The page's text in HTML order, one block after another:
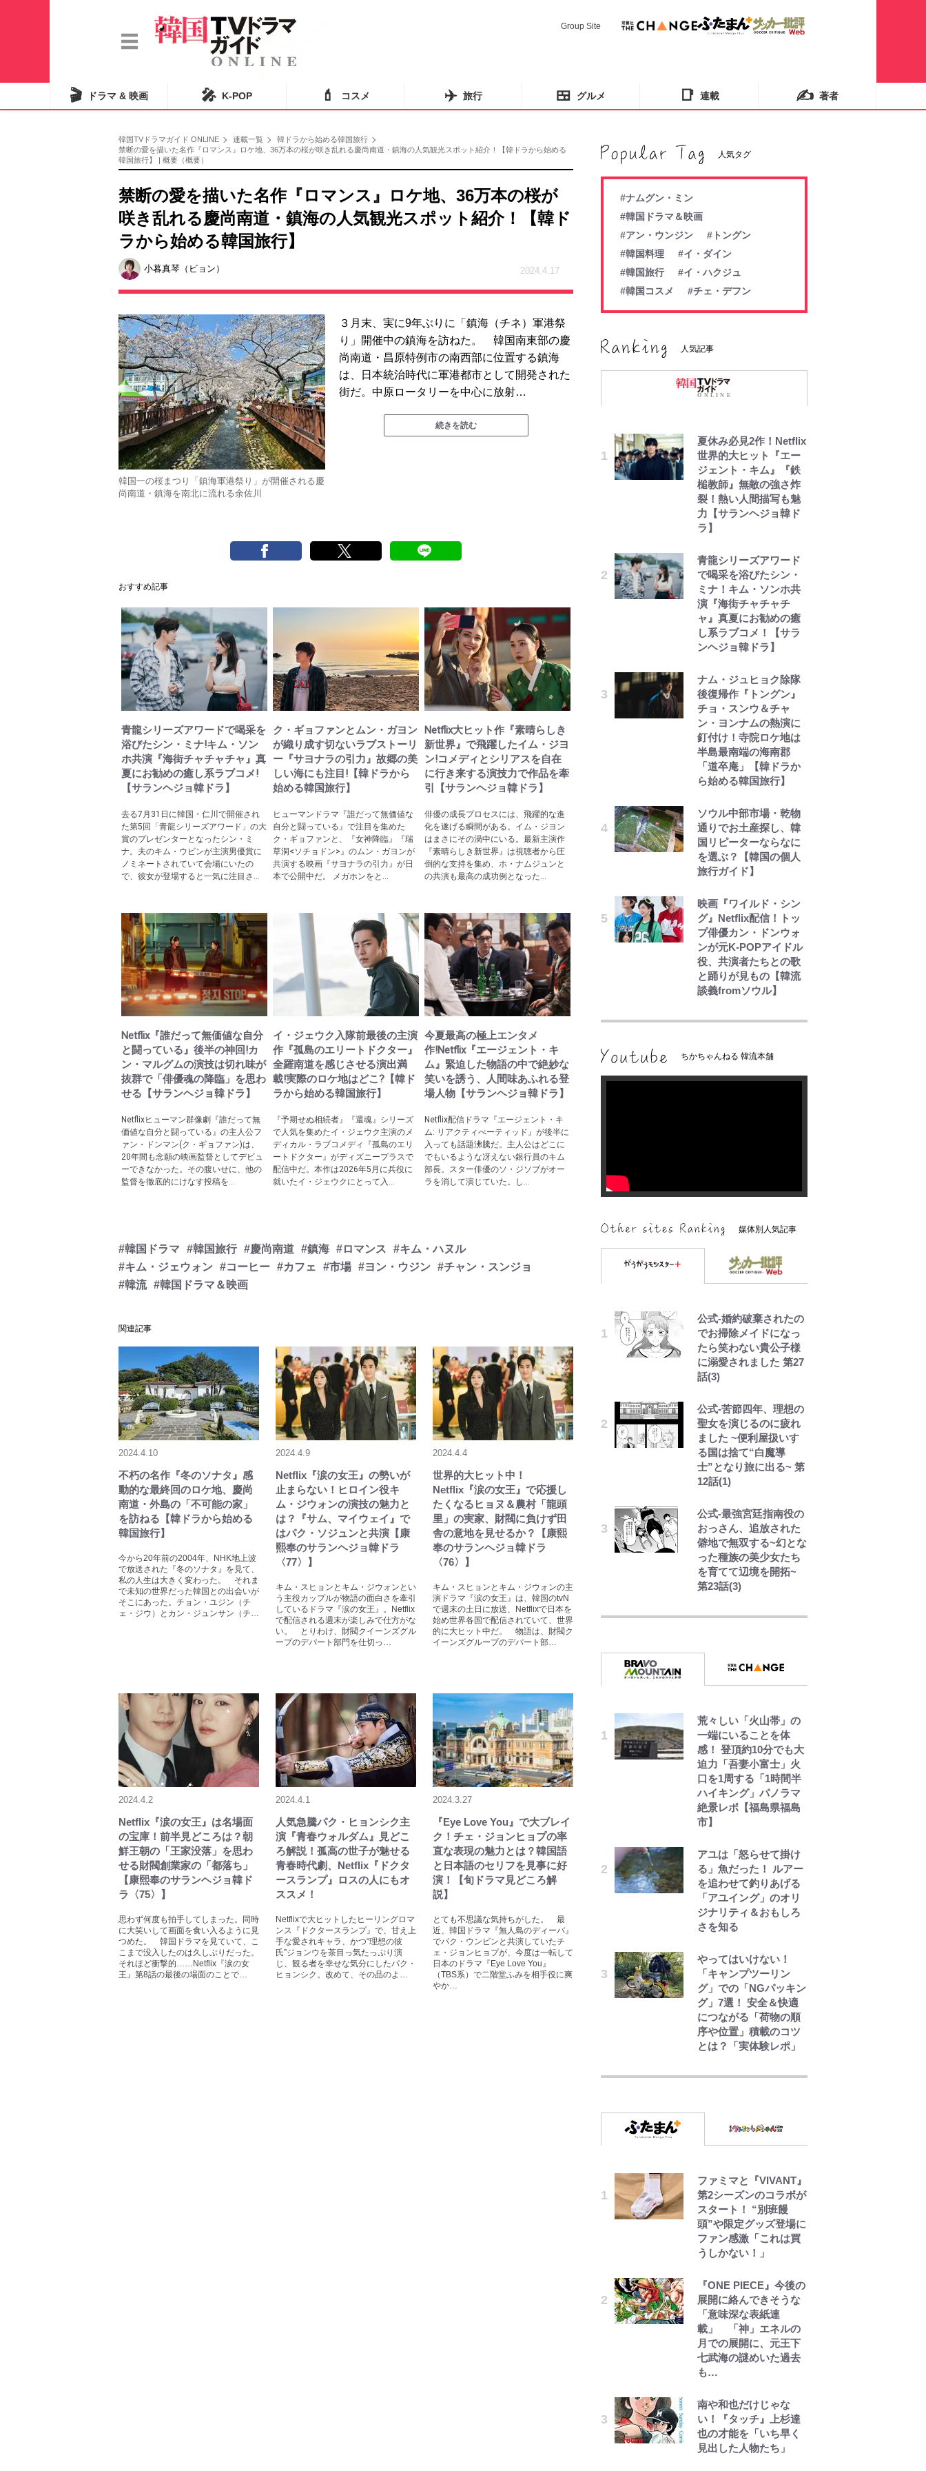
Group Site
🎬 ドラマ & 映画 🎤 K-POP 💄 コスメ ✈️ 旅行 🍱 グルメ 📑 連載 ✍️ 著者
韓国TVドラマガイド ONLINE 連載一覧
韓ドラから始める韓国旅行
禁断の愛を描いた名作『ロマンス』ロケ地、36万本の桜が咲き乱れる慶尚南道・鎮海の人気観光スポット紹介！【韓ドラから始める
韓国旅行】 | 概要（概要）
禁断の愛を描いた名作『ロマンス』ロケ地、36万本の桜が
咲き乱れる慶尚南道・鎮海の人気観光スポット紹介！【韓ド
ラから始める韓国旅行】
小暮真琴（ビョン） 2024.4.17
韓国一の桜まつり「鎮海軍港祭り」が開催される慶
尚南道・鎮海を南北に流れる余佐川
３月末、実に9年ぶりに「鎮海（チネ）軍港祭
り」開催中の鎮海を訪ねた。 韓国南東部の慶
尚南道・昌原特例市の南西部に位置する鎮海
は、日本統治時代に軍港都市として開発された
街だ。中原ロータリーを中心に放射…
続きを読む
おすすめ記事
青龍シリーズアワードで喝采を
浴びたシン・ミナ!キム・ソン
ホ共演『海街チャチャチャ』真
夏にお勧めの癒し系ラブコメ!
【サランヘジョ韓ドラ】
去る7月31日に韓国・仁川で開催され
た第5回「青龍シリーズアワード」の大
賞のプレゼンターとなったシン・ミ
ナ。夫のキム・ウビンが主演男優賞に
ノミネートされていて会場にいたの
で、彼女が登場すると一気に注目さ...
ク・ギョファンとムン・ガヨン
が織り成す切ないラブストーリ
ー『サヨナラの引力』故郷の美
しい海にも注目!【韓ドラから
始める韓国旅行】
ヒューマンドラマ『誰だって無価値な
自分と闘っている』で注目を集めた
ク・ギョファンと、『女神降臨』『瑞
草洞<ソチョドン>』のムン・ガヨンが
共演する映画『サヨナラの引力』が日
本で公開中だ。 メガホンをと...
Netflix大ヒット作『素晴らしき
新世界』で飛躍したイム・ジヨ
ン!コメディとシリアスを自在
に行き来する演技力で作品を牽
引【サランヘジョ韓ドラ】
俳優の成長プロセスには、飛躍的な進
化を遂げる瞬間がある。イム・ジヨン
はまさにその渦中にいる。最新主演作
『素晴らしき新世界』は視聴者から圧
倒的な支持を集め、ホ・ナムジュンと
の共演も最高の成功例となった...
Netflix『誰だって無価値な自分
と闘っている』後半の神回!カ
ン・マルグムの演技は切れ味が
抜群で「俳優魂の降臨」を思わ
せる【サランヘジョ韓ドラ】
Netflixヒューマン群像劇『誰だって無
価値な自分と闘っている』の主人公フ
ァン・ドンマン(ク・ギョファン)は、
20年間も念願の映画監督としてデビュ
ーできなかった。その腹いせに、他の
監督を徹底的にけなす投稿を...
イ・ジェウク入隊前最後の主演
作『孤島のエリートドクター』
全羅南道を感じさせる演出満
載!実際のロケ地はどこ?【韓ド
ラから始める韓国旅行】
『予期せぬ相続者』『還魂』シリーズ
で人気を集めたイ・ジェウク主演のメ
ディカル・ラブコメディ『孤島のエリ
ートドクター』がディズニープラスで
配信中だ。本作は2026年5月に兵役に
就いたイ・ジェウクにとって入...
今夏最高の極上エンタメ
作!Netflix『エージェント・キ
ム』緊迫した物語の中で絶妙な
笑いを誘う、人間味あふれる登
場人物【サランヘジョ韓ドラ】
Netflix配信ドラマ『エージェント・キ
ム: リアクティべーティッド』が後半に
入っても話題沸騰だ。主人公はどこに
でもいるような冴えない銀行員のキム
部長。スター俳優のソ・ジソブがオー
ラを消して演じていた。し...
#韓国ドラマ #韓国旅行 #慶尚南道 #鎮海 #ロマンス
#キム・ハヌル
#キム・ジェウォン #コーヒー #カフェ #市場 #ヨン・ウジン #チャン・スンジョ
#韓流 #韓国ドラマ＆映画
関連記事
2024.4.10
不朽の名作『冬のソナタ』感
動的な最終回のロケ地、慶尚
南道・外島の「不可能の家」
を訪ねる【韓ドラから始める
韓国旅行】
今から20年前の2004年、NHK地上波
で放送された『冬のソナタ』を見て、
私の人生は大きく変わった。 それま
で未知の世界だった韓国との出会いが
そこにあった。チョン・ユジン（チ
ェ・ジウ）とカン・ジュンサン（チ…
2024.4.9
Netflix『涙の女王』の勢いが
止まらない！ヒロイン役キ
ム・ジウォンの演技の魅力と
は？『サム、マイウェイ』で
はパク・ソジュンと共演【康
熙奉のサランヘジョ韓ドラ
〈77〉】
キム・スヒョンとキム・ジウォンとい
う主役カップルが物語の面白さを牽引
しているドラマ『涙の女王』。Netflix
で配信される週末が楽しみで仕方がな
い。 とりわけ、財閥クイーンズグル
ープのデパート部門を仕切っ…
2024.4.4
世界的大ヒット中！
Netflix『涙の女王』で応援し
たくなるヒョヌ＆農村「龍頭
里」の実家、財閥に負けず田
舎の意地を見せるか？【康熙
奉のサランヘジョ韓ドラ
〈76〉】
キム・スヒョンとキム・ジウォンの主
演ドラマ『涙の女王』は、韓国のtvN
で週末の土日に放送、Netflixで日本を
始め世界各国で配信されていて、世界
的に大ヒット中だ。 物語は、財閥ク
イーンズグループのデパート部…
2024.4.2
Netflix『涙の女王』は名場面
の宝庫！前半見どころは？朝
鮮王朝の「王家没落」を思わ
せる財閥創業家の「都落ち」
【康熙奉のサランヘジョ韓ド
ラ〈75〉】
思わず何度も拍手してしまった。同時
に大笑いして画面を食い入るように見
つめた。 韓国ドラマを見ていて、こ
こまで没入したのは久しぶりだった。
それほど衝撃的……Netflix『涙の女
王』第8話の最後の場面のことで…
2024.4.1
人気急騰パク・ヒョンシク主
演『青春ウォルダム』見どこ
ろ解説！孤高の世子が魅せる
青春時代劇、Netflix『ドクタ
ースランプ』ロスの人にもオ
ススメ！
Netflixで大ヒットしたヒーリングロマ
ンス『ドクタースランプ』で、甘え上
手な愛されキャラ、かつ“理想の彼
氏”ジョンウを茶目っ気たっぷり演
じ、観る者を幸せな気分にしたパク・
ヒョンシク。改めて、その品のよ…
2024.3.27
『Eye Love You』で大ブレイ
ク！チェ・ジョンヒョプの率
直な表現の魅力とは？韓国語
と日本語のセリフを見事に好
演！【旬ドラマ見どころ解
説】
とても不思議な気持ちがした。 最
近、韓国ドラマ『無人島のディーバ』
でパク・ウンビンと共演していたチ
ェ・ジョンヒョプが、今度は一転して
日本のドラマ『Eye Love You』
（TBS系）で二階堂ふみを相手役に爽
やか…
人気タグ
#ナムグン・ミン
#韓国ドラマ＆映画
#アン・ウンジン
#トングン
#韓国料理
#イ・ダイン
#韓国旅行
#イ・ハクジュ
#韓国コスメ
#チェ・デフン
人気記事
夏休み必見2作！Netflix
世界的大ヒット『エー
ジェント・キム』『鉄
槌教師』無敵の強さ炸
裂！熱い人間描写も魅
力【サランヘジョ韓ド
ラ】
青龍シリーズアワード
で喝采を浴びたシン・
ミナ！キム・ソンホ共
演『海街チャチャチ
ャ』真夏にお勧めの癒
し系ラブコメ！【サラ
ンヘジョ韓ドラ】
ナム・ジュヒョク除隊
後復帰作『トングン』
チョ・スンウ＆チャ
ン・ヨンナムの熱演に
釘付け！寺院ロケ地は
半島最南端の海南郡
「道卒庵」【韓ドラか
ら始める韓国旅行】
ソウル中部市場・乾物
通りでお土産探し、韓
国リピーターならなに
を選ぶ？【韓国の個人
旅行ガイド】
映画『ワイルド・シン
グ』Netflix配信！トッ
プ俳優カン・ドンウォ
ンが元K-POPアイドル
役、共演者たちとの歌
と踊りが見もの【韓流
談義fromソウル】
ちかちゃんねる 韓流本舗
媒体別人気記事
公式-婚約破棄されたの
でお掃除メイドになっ
たら笑わない貴公子様
に溺愛されました 第27
話(3)
公式-苦節四年、理想の
聖女を演じるのに疲れ
ました ~便利屋扱いす
る国は捨て“白魔導
士”となり旅に出る~ 第
12話(1)
公式-最強宮廷指南役の
おっさん、追放された
僻地で無双する~幻とな
った種族の美少女たち
を育てて辺境を開拓~
第23話(3)
うやって入手？｣ブライ
よかった｣｢大喜びのリ
ュテル可愛すぎ｣
W杯クオーター制への
大反発か、FIFA会長を
追い詰めた｢欧州のボイ
コット｣と再選の行方
【FIFA3兆円の野望と2
度のオウンゴール、来
年3月の会長選】(3)
けぇ｣三笘薫がブライト
ン新ユニのモデルで完
全復活！“King”の帰還
に｢チームから大歓迎さ
れてる｣｢元気な姿見れ
て…｣
荒々しい「火山帯」の
一端にいることを体
感！ 登頂約10分でも大
迫力「吾妻小富士」火
口を1周する「1時間半
ハイキング」パノラマ
絶景レポ【福島県福島
市】
アユは「怒らせて掛け
る」魚だった！ ルアー
を追わせて釣りあげる
「アユイング」のオリ
ジナリティ＆おもしろ
さを知る
やってはいけない！
「キャンプツーリン
グ」での「NGパッキン
グ」7選！ 安全＆快適
につながる「荷物の順
序や位置」積載のコツ
とは？「実体験レポ」
里が語る誹謗中傷動
ちた日本死ね」
ざるを得ない事情』が
ある」…山尾志桜里が
SNSのバッシングにも
向き合う理由と独自メ
ンタル術
ぶり写真集の裏側…57
歳の妥協なき美ボディ
と「貝殻水着」を超え
る伝説の衣装に迫る
ファミマと『VIVANT』
第2シーズンのコラボが
スタート！ “別班饅
頭”や限定グッズ登場に
ファン感激「これは買
うしかない！」
『ONE PIECE』今後の
展開に絡んできそうな
「意味深な表紙連
載」 「神」エネルの
月での展開に、元王下
七武海の謎めいた過去
も…
南や和也だけじゃな
い！『タッチ』上杉達
也の才能を「いち早く
見出した人物たち」